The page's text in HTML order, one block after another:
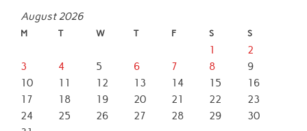
August 2026
M T W T F S S
1
2
3
4 5 6 7 8
9
10
11 12 13 14 15
16
17
18 19 20 21 22
23
24
25 26 27 28 29
30